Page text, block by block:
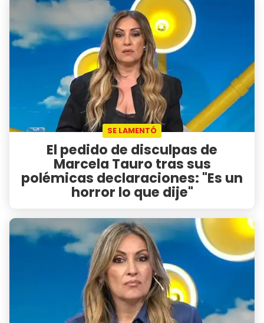
SE LAMENTÓ
El pedido de disculpas de
Marcela Tauro tras sus
polémicas declaraciones: "Es un
horror lo que dije"